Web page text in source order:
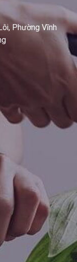
Phường Vĩnh